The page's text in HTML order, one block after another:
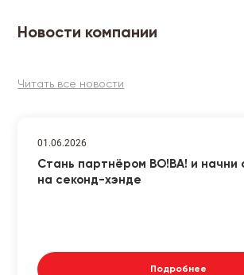
Новости компании
Читать все новости
01.06.2026
Стань партнёром ВО!ВА! и начни
на секонд-хэнде
Подробнее